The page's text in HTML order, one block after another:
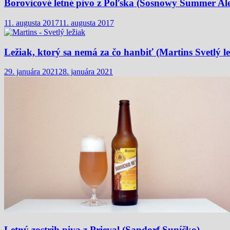
Borovicové letné pivo z Poľska (Sosnowy Summer
11. augusta 201711. augusta 2017
Ležiak, ktorý sa nemá za čo hanbiť (Martins Svetlý
29. januára 202128. januára 2021